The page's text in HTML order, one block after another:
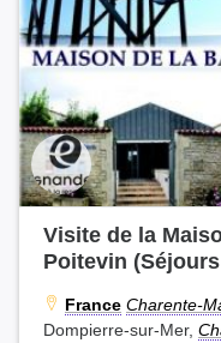
Visite de la
Poitevin
France Charente-
Dompierre-sur-Mer,